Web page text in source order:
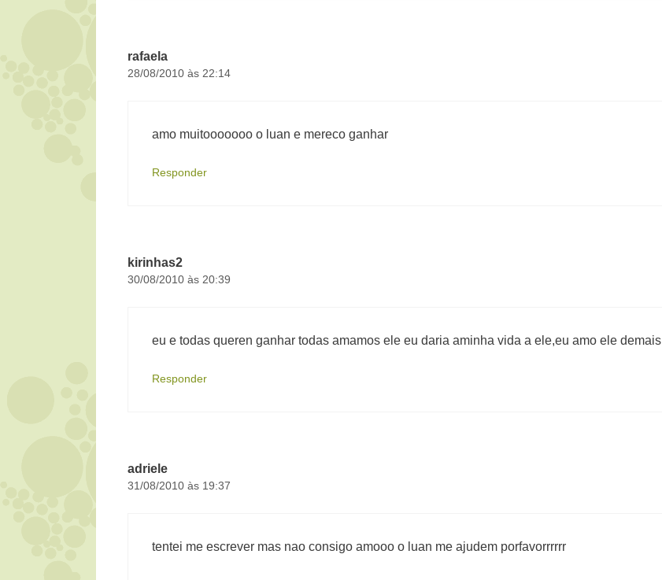
rafaela
28/08/2010 às 22:14
amo muitooooooo o luan e mereco ganhar
Responder
kirinhas2
30/08/2010 às 20:39
eu e todas queren ganhar todas amamos ele eu daria aminha vida a ele,eu amo ele demais
Responder
adriele
31/08/2010 às 19:37
tentei me escrever mas nao consigo amooo o luan me ajudem porfavorrrrrr